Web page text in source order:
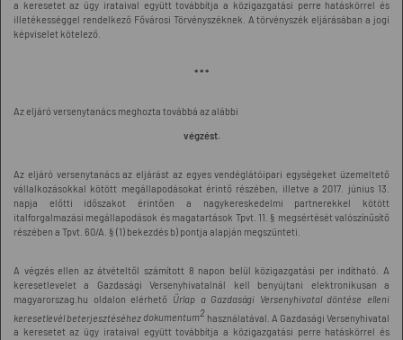
a keresetet az ügy irataival együtt továbbítja a közigazgatási perre hatáskörrel és
illetékességgel rendelkező Fővárosi Törvényszéknek. A törvényszék eljárásában a jogi
képviselet kötelező.
* * *
Az eljáró versenytanács meghozta továbbá az alábbi
végzést.
Az eljáró versenytanács az eljárást az egyes vendéglátóipari egységeket üzemeltető
vállalkozásokkal kötött megállapodásokat érintő részében, illetve a 2017. június 13.
napja előtti időszakot érintően a nagykereskedelmi partnerekkel kötött
italforgalmazási megállapodások és magatartások Tpvt. 11. § megsértését valószínűsítő
részében a Tpvt. 60/A. § (1) bekezdés b) pontja alapján megszünteti.
A végzés ellen az átvételtől számított 8 napon belül közigazgatási per indítható. A
keresetlevelet a Gazdasági Versenyhivatalnál kell benyújtani elektronikusan a
magyarorszag.hu oldalon elérhető Űrlap a Gazdasági Versenyhivatal döntése elleni
keresetlevél beterjesztéséhez dokumentum2 használatával. A Gazdasági Versenyhivatal
a keresetet az ügy irataival együtt továbbítja a közigazgatási perre hatáskörrel és